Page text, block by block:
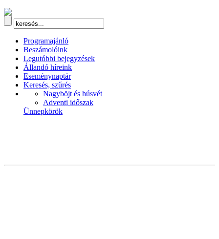
Programajánló
Beszámolóink
Legutóbbi bejegyzések
Állandó híreink
Eseménynaptár
Keresés, szűrés
Nagyböjt és húsvét
Adventi időszak
Ünnepkörök